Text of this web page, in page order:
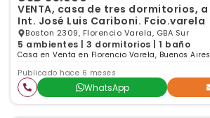
VENTA, casa de tres dormitorios, a 200mts. de Av.
Int. José Luis Cariboni. Fcio.varela
Boston 2309, Florencio Varela, GBA Sur
5 ambientes | 3 dormitorios | 1 baño
Casa en Venta en Florencio Varela, Buenos Aires
Publicado hace 6 meses
WhatsApp